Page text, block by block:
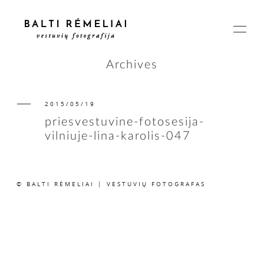
PAGRINDINIS
ISTORIJOS
Archives
2015/05/19
priesvestuvine-fotosesija-
vilniuje-lina-karolis-047
© BALTI RĖMELIAI | VESTUVIŲ FOTOGRAFAS